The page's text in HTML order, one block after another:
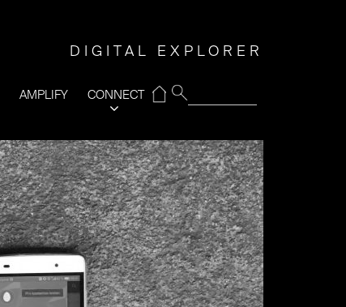
DIGITAL EXPLORER
AMPLIFY CONNECT
⌂